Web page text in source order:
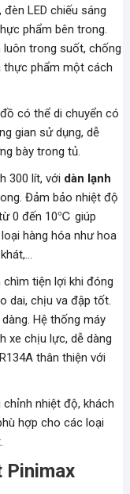
LED chiếu sáng
phẩm bên trong.
luôn trong suốt, chống
thực phẩm một cách
có thể di chuyển có
gian sử dụng, dễ
bày trong tủ.
300 lít, với dàn lạnh
Đảm bảo nhiệt độ
0 đến 10℃ giúp
hàng hóa như hoa
tiện lợi khi đóng
dai, chịu va đập tốt.
Hệ thống máy
xe chịu lực, dễ dàng
thân thiện với
nhiệt độ, khách
hợp cho các loại
Pinimax